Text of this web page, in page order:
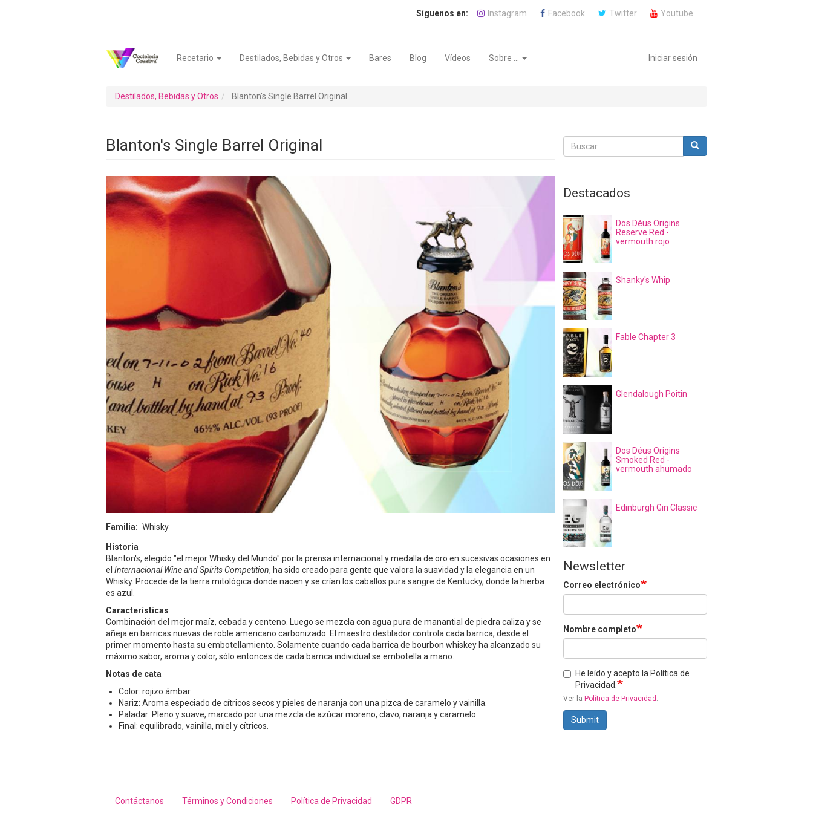
Instagram Facebook Twitter Youtube
NavegaciónRecetario Destilados, Bebidas y Otros Bares Blog Vídeos Sobre ...
Menú
cuenta
de
Iniciar sesión
Destilados, Bebidas y Otros Blanton's Single Barrel Original
Blanton's Single Barrel Original
Familia Whisky
Historia
Blanton's, elegido "el mejor Whisky del Mundo" por la prensa internacional y medalla de oro en sucesivas ocasiones en
el Internacional Wine and Spirits Competition, ha sido creado para gente que valora la suavidad y la elegancia en un
Whisky. Procede de la tierra mitológica donde nacen y se crían los caballos pura sangre de Kentucky, donde la hierba
es azul.
Características
Combinación del mejor maíz, cebada y centeno. Luego se mezcla con agua pura de manantial de piedra caliza y se
añeja en barricas nuevas de roble americano carbonizado. El maestro destilador controla cada barrica, desde el
primer momento hasta su embotellamiento. Solamente cuando cada barrica de bourbon whiskey ha alcanzado su
máximo sabor, aroma y color, sólo entonces de cada barrica individual se embotella a mano.
Notas de cata
Color: rojizo ámbar.
Nariz: Aroma especiado de cítricos secos y pieles de naranja con una pizca de caramelo y vainilla.
Paladar: Pleno y suave, marcado por una mezcla de azúcar moreno, clavo, naranja y caramelo.
Final: equilibrado, vainilla, miel y cítricos.
Buscar
Buscar Buscar
Destacados
Dos Déus Origins
Reserve Red -
vermouth rojo
Shanky's Whip
Fable Chapter 3
Glendalough Poitin
Dos Déus Origins
Smoked Red -
vermouth ahumado
Edinburgh Gin Classic
Newsletter
Correo electrónico
Nombre completo
He leído y acepto la Política de
Privacidad.
Ver la Política de Privacidad .
Submit
Footer
Contáctanos Términos y Condiciones Política de Privacidad GDPR